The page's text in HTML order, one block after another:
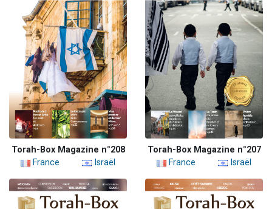
Torah-Box Magazine n°208
France
Israël
Torah-Box Magazine n°207
France
Israël